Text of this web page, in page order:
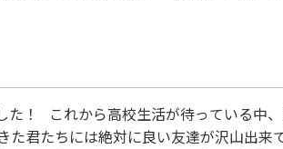
た！ これから高校生活が待っている中
た君たちには絶対に良い友達が沢山出